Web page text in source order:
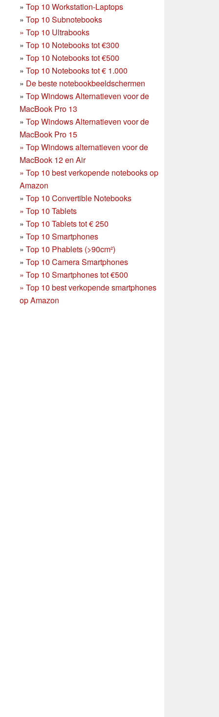
» Top 10 Workstation-Laptops
» Top 10 Subnotebooks
» Top 10 Ultrabooks
» Top 10 Notebooks tot €300
» Top 10 Notebooks tot €500
» Top 10 Notebooks tot € 1.000
» De beste notebookbeeldschermen
» Top Windows Alternatieven voor de
MacBook Pro 13
» Top Windows Alternatieven voor de
MacBook Pro 15
» Top Windows alternatieven voor de
MacBook 12 en Air
» Top 10 best verkopende notebooks op
Amazon
» Top 10 Convertible Notebooks
» Top 10 Tablets
» Top 10 Tablets tot € 250
» Top 10 Smartphones
» Top 10 Phablets (>90cm²)
» Top 10 Camera Smartphones
» Top 10 Smartphones tot €500
» Top 10 best verkopende smartphones
op Amazon